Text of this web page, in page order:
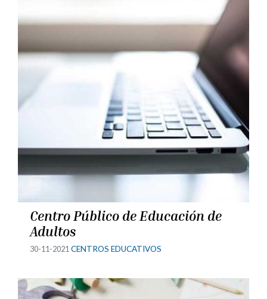
Centro Público de Educación de
Adultos
30-11-2021 CENTROS EDUCATIVOS